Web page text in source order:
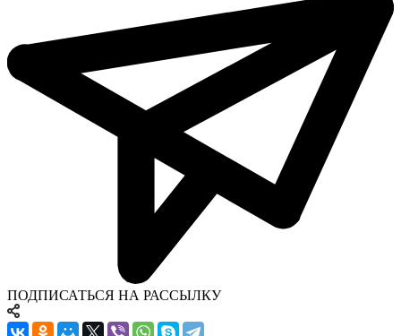
ПОДПИСАТЬСЯ НА РАССЫЛКУ